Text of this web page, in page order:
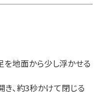
を地面から少し浮かせる
、約3秒かけて閉じる